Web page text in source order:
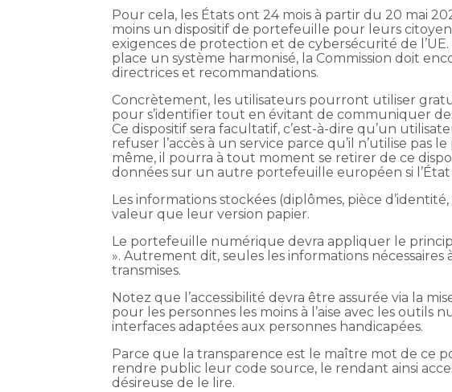
Pour cela, les États ont 24 mois à partir du 20 mai
moins un dispositif de portefeuille pour leurs
exigences de protection et de cybersécurité de
place un système harmonisé, la Commission doit
directrices et recommandations.
Concrètement, les utilisateurs pourront utiliser
pour s’identifier tout en évitant de communiquer
Ce dispositif sera facultatif, c’est-à-dire qu’un
refuser l’accès à un service parce qu’il n’utilise pas
même, il pourra à tout moment se retirer de ce
données sur un autre portefeuille européen si
Les informations stockées (diplômes, pièce
valeur que leur version papier.
Le portefeuille numérique devra appliquer le
». Autrement dit, seules les informations
transmises.
Notez que l’accessibilité devra être assurée via la
pour les personnes les moins à l’aise avec les outils
interfaces adaptées aux personnes handicapées.
Parce que la transparence est le maître mot de ce
rendre public leur code source, le rendant ainsi
désireuse de le lire.